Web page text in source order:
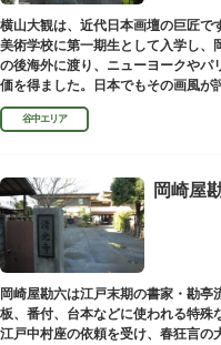
横山大観は、近代日本画壇の巨匠
美術学校に第一期生として入学し、
の後海外に渡り、ニューヨークやパ
価を得ました。日本でもその画風が
となりました。お墓は谷中霊園にあ
谷中エリア
岡崎屋
岡崎屋勘六は江戸末期の書家・勘
板、番付、台本などに使われる特殊
江戸中村座の依頼を受け、春狂言の